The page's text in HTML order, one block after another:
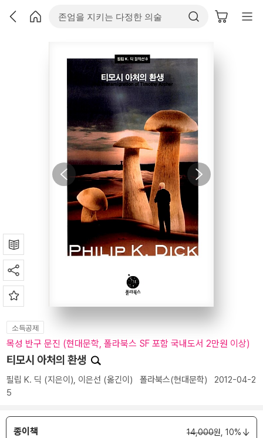
소득공제
목성 반구 문진 (현대문학, 폴라북스 SF 포함 국내도서 2만원 이상)
티모시 아처의 환생
필립 K. 딕 (지은이), 이은선 (옮긴이) 폴라북스(현대문학) 2012-04-2
5
종이책 14,000원, 10%